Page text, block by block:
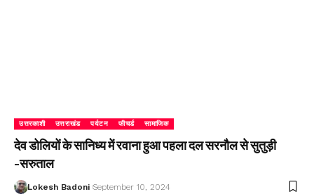
उत्तरकाशी उत्तराखंड पर्यटन फीचर्ड सामाजिक
देव डोलियों के सानिध्य में रवाना हुआ पहला दल सरनौल से सुतुड़ी
-सरुताल
Lokesh Badoni September 10, 2024